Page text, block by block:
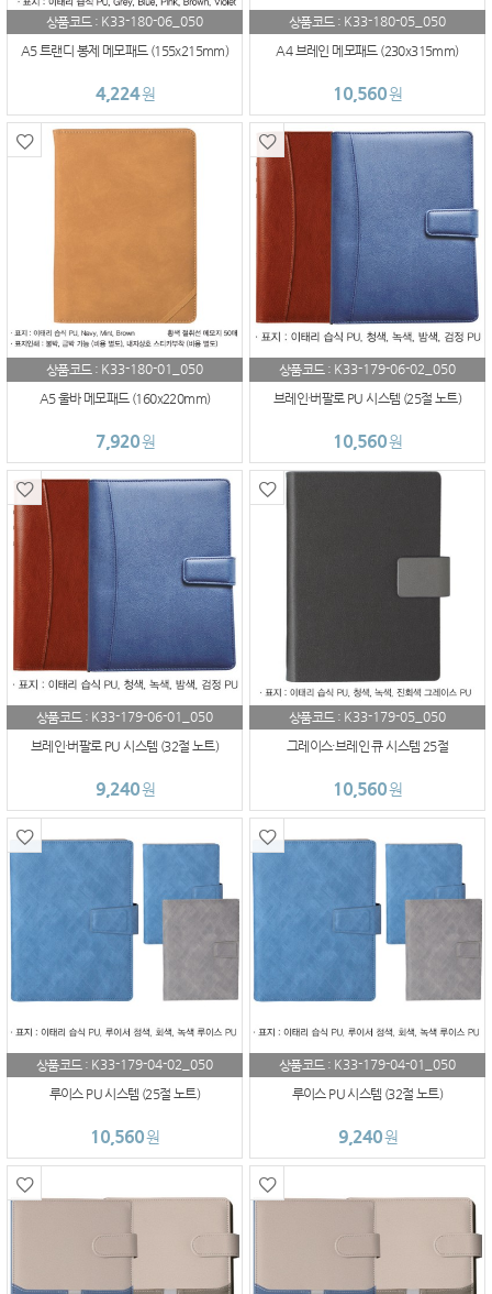
상품코드 : K33-180-06_050
A5 트랜디 봉제 메모패드 (155x215mm)
4,224원
상품코드 : K33-180-05_050
A4 브레인 메모패드 (230x315mm)
10,560원
상품코드 : K33-180-01_050
A5 울바 메모패드 (160x220mm)
7,920원
상품코드 : K33-179-06-02_050
브레인·버팔로 PU 시스템 (25절 노트)
10,560원
상품코드 : K33-179-06-01_050
브레인·버팔로 PU 시스템 (32절 노트)
9,240원
상품코드 : K33-179-05_050
그레이스·브레인 큐 시스템 25절
10,560원
상품코드 : K33-179-04-02_050
루이스 PU 시스템 (25절 노트)
10,560원
상품코드 : K33-179-04-01_050
루이스 PU 시스템 (32절 노트)
9,240원